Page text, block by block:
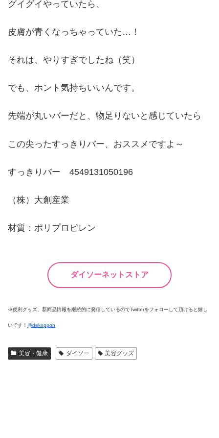
グイグイやっていたら、
皮膚が青くなっちゃっていた…！
それは、やりすぎでしたね（笑）
でも、ホント気持ちいいんです。
先端が丸いバーだと、物足りないと感じていたら
この尖ったすっきりバー、おススメですよ～
すっきりバー 4549131050196
（株）大創産業
材質：ポリプロピレン
ダイソーネットストア
※便利グッズ、新商品情報を継続的に発信しているのでTwitterをフォローして頂けると嬉し
いです！ @dekoppon
美容・健康 ダイソー 美容グッズ